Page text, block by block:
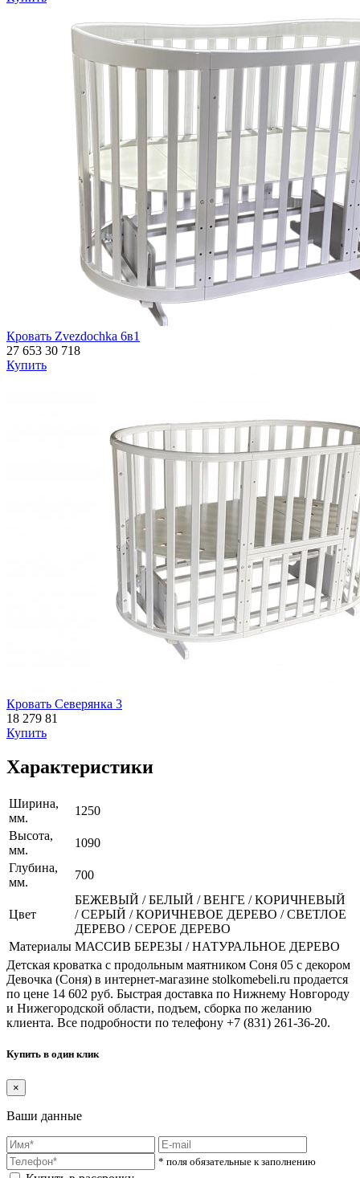
Кровать Zvezdochka 6в1
27 653 30 718
Купить
Кровать Северянка 3
18 279 81
Купить
Характеристики
Ширина,
мм.
1250
Высота,
мм.
1090
Глубина,
мм.
700
Цвет
БЕЖЕВЫЙ / БЕЛЫЙ / ВЕНГЕ / КОРИЧНЕВЫЙ
/ СЕРЫЙ / КОРИЧНЕВОЕ ДЕРЕВО / СВЕТЛОЕ
ДЕРЕВО / СЕРОЕ ДЕРЕВО
Материалы МАССИВ БЕРЕЗЫ / НАТУРАЛЬНОЕ ДЕРЕВО
Детская кроватка с продольным маятником Соня 05 с декором
Девочка (Соня) в интернет-магазине stolkomebeli.ru продается
по цене 14 602 руб. Быстрая доставка по Нижнему Новгороду
и Нижегородской области, подъем, сборка по желанию
клиента. Все подробности по телефону +7 (831) 261-36-20.
Купить в один клик
×
Ваши данные
* поля обязательные к заполнению